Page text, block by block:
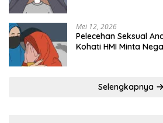
Mei 12, 2026
Pelecehan Seksual
Kohati HMI Minta
Selengkapnya